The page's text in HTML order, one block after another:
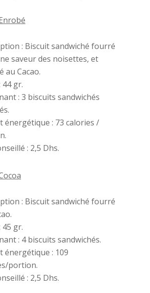
: Biscuit sandwiché fourré
saveur des noisettes, et
au Cacao.
44 gr.
: 3 biscuits sandwichés
énergétique : 73 calories /
: 2,5 Dhs.
: Biscuit sandwiché fourré
45 gr.
: 4 biscuits sandwichés.
énergétique : 109
portion.
: 2,5 Dhs.